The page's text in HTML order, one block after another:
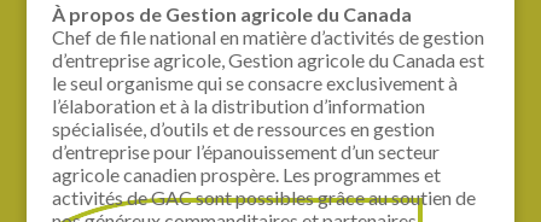
À propos de Gestion agricole du Canada
Chef de file national en matière d’activités de gestion
d’entreprise agricole, Gestion agricole du Canada est
le seul organisme qui se consacre exclusivement à
l’élaboration et à la distribution d’information
spécialisée, d’outils et de ressources en gestion
d’entreprise pour l’épanouissement d’un secteur
agricole canadien prospère. Les programmes et
activités de GAC sont possibles grâce au soutien de